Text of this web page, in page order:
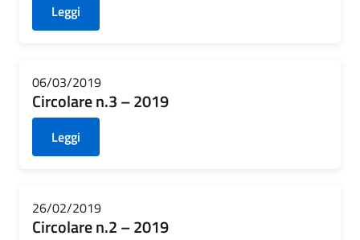
Leggi
06/03/2019
Circolare n.3 – 2019
Leggi
26/02/2019
Circolare n.2 – 2019